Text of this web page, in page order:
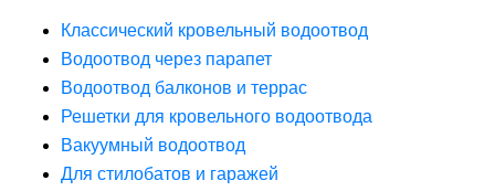
Классический кровельный водоотвод
Водоотвод через парапет
Водоотвод балконов и террас
Решетки для кровельного водоотвода
Вакуумный водоотвод
Для стилобатов и гаражей